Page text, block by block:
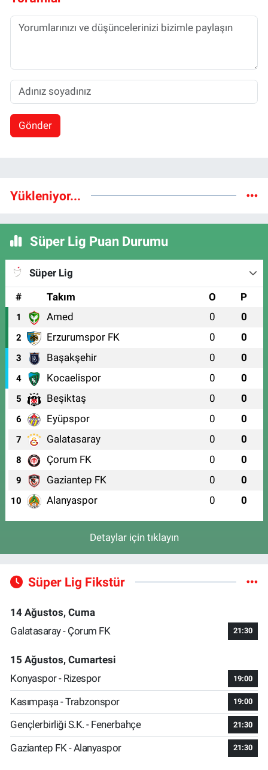
Gönder
Yükleniyor...
Süper Lig Puan Durumu
Süper Lig
#
Takım O P
1 Amed 0 0
2 Erzurumspor FK 0 0
3 Başakşehir 0 0
4 Kocaelispor 0 0
5 Beşiktaş 0 0
6 Eyüpspor 0 0
7 Galatasaray 0 0
8 Çorum FK 0 0
9 Gaziantep FK 0 0
10 Alanyaspor 0 0
Detaylar için tıklayın
Süper Lig Fikstür
14 Ağustos, Cuma
Galatasaray - Çorum FK
21:30
15 Ağustos, Cumartesi
Konyaspor - Rizespor
19:00
Kasımpaşa - Trabzonspor 19:00
Gençlerbirliği S.K. - Fenerbahçe 21:30
Gaziantep FK - Alanyaspor 21:30